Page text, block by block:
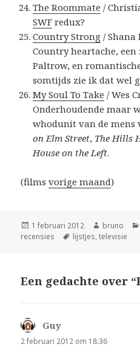
The Roommate /
SWF redux?
Country Strong / Shana
Country heartache,
Paltrow, en
somtijds zie ik dat wel
My Soul To Take / Wes
Onderhoudende maar
whodunit van de mens
on Elm Street, The Hills
House on the Left.
(filmsvorige maand)
Geplaatst
op
1 februari 2012 Auteur
bruno
recensies
Tags
lijstjes,televisie
Een gedachte over
Guy
2 februari 2012 om 18:36